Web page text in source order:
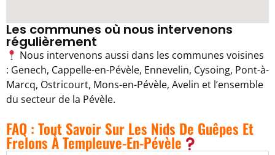
Les communes où nous intervenons
régulièrement
Nous intervenons aussi dans les communes voisines
: Genech, Cappelle-en-Pévèle, Ennevelin, Cysoing, Pont-à-
Marcq, Ostricourt, Mons-en-Pévèle, Avelin et l’ensemble
du secteur de la Pévèle.
FAQ : Tout Savoir Sur Les Nids De Guêpes Et
Frelons À Templeuve-En-Pévèle